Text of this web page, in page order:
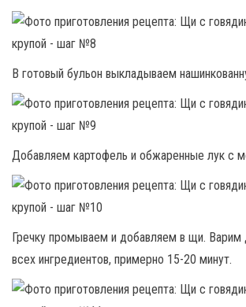
В готовый бульон выкладываем
Добавляем картофель и обжаренные лук с
Гречку промываем и добавляем в щи. Варим
всех ингредиентов, примерно 15-20 минут.